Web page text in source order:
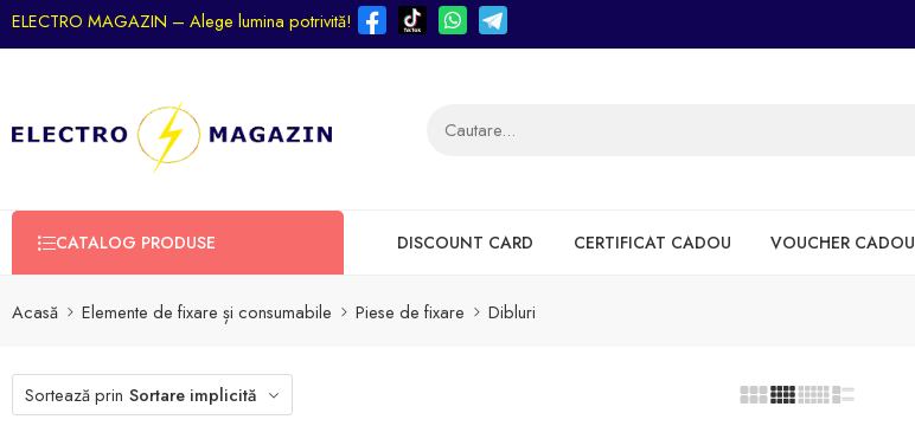
ELECTRO MAGAZIN – Alege lumina potrivită!
CATALOG PRODUSE DISCOUNT CARD CERTIFICAT CADOU VOUCHER CADOU
Acasă Elemente de fixare și consumabile Piese de fixare Dibluri
Sortează prin Sortare implicită